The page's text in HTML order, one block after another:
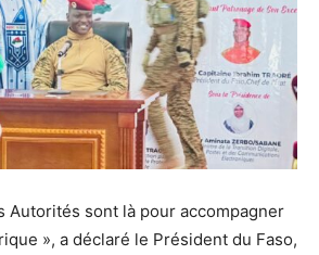
Autorités sont là pour accompagner
», a déclaré le Président du Faso,